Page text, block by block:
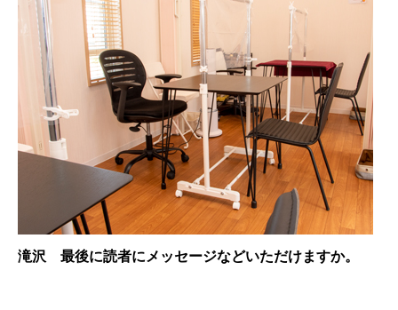
滝沢 最後に読者にメッセージなどいただけますか。